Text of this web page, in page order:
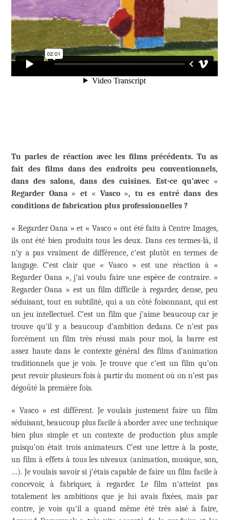
Tu parles de réaction avec les films précédents. Tu as
fait des films dans des endroits peu conventionnels,
dans des salons, dans des cuisines. Est-ce qu’avec «
Regarder Oana» et « Vasco», tu es entré dans des
conditions de fabrication plus professionnelles ?
« Regarder Oana » et « Vasco » ont été faits à Centre Images,
ils ont été bien produits tous les deux. Dans ces termes-là, il
n’y a pas vraiment de différence, c’est plutôt en termes de
langage. C’est clair que « Vasco » est une réaction à «
Regarder Oana », j’ai voulu faire une espèce de contraire. «
Regarder Oana » est un film difficile à regarder, dense, peu
séduisant, tout en subtilité, qui a un côté foisonnant, qui est
un jeu intellectuel. C’est un film que j’aime beaucoup car je
trouve qu’il y a beaucoup d’ambition dedans. Ce n’est pas
forcément un film très réussi mais pour moi, la barre est
assez haute dans le contexte général des films d’animation
traditionnels que je vois. Je trouve que c’est un film qu’on
peut revoir plusieurs fois à partir du moment où on n’est pas
dégoûté la première fois.
« Vasco » est différent. Je voulais justement faire un film
séduisant, beaucoup plus facile à aborder avec une technique
bien plus simple et un contexte de production plus ample
puisqu’on était trois animateurs. C’est une lettre à la poste,
un film à effets à tous les niveaux (animation, musique, son,
…). Je voulais savoir si j’étais capable de faire un film facile à
concevoir, à fabriquer, à regarder. Le film n’atteint pas
totalement les ambitions que je lui avais fixées, mais par
contre, je vois qu’il a quand même été très aisé à faire,